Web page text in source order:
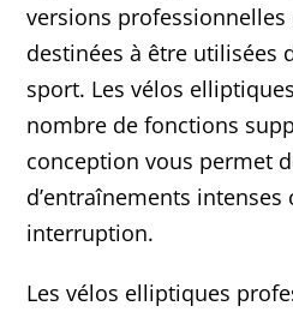
versions professionnelles
destinées à être utilisées
sport. Les vélos
nombre de fonctions
conception vous permet
d’entraînements intenses
interruption.
Les vélos elliptiques